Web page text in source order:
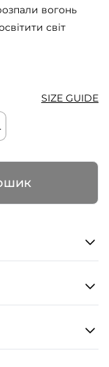
вогонь
світ
SIZE GUIDE